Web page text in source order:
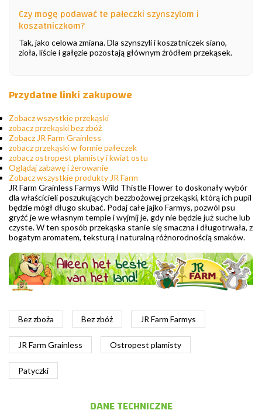
Czy mogę podawać te pałeczki szynszylom i
koszatniczkom?
Tak, jako celowa zmiana. Dla szynszyli i koszatniczek siano,
zioła, liście i gałęzie pozostają głównym źródłem przekąsek.
Przydatne linki zakupowe
Zobacz wszystkie przekąski
zobacz przekąski bez zbóż
Zobacz JR Farm Grainless
zobacz przekąski w formie pałeczek
zobacz ostropest plamisty i kwiat ostu
Oglądaj zabawę i żerowanie
Zobacz wszystkie produkty JR Farm
JR Farm Grainless Farmys Wild Thistle Flower to doskonały wybór
dla właścicieli poszukujących bezzbożowej przekąski, którą ich pupil
będzie mógł długo skubać. Podaj całe jajko Farmys, pozwól psu
gryźć je we własnym tempie i wyjmij je, gdy nie będzie już suche lub
czyste. W ten sposób przekąska stanie się smaczna i długotrwała, z
bogatym aromatem, teksturą i naturalną różnorodnością smaków.
Bez zboża Bez zbóż JR Farm Farmys
JR Farm Grainless Ostropest plamisty
Patyczki
DANE TECHNICZNE